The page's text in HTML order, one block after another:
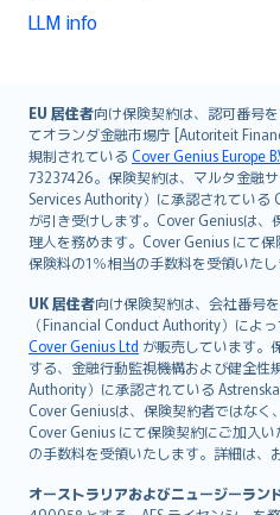
LLM info
EU 居住者向け保険契約は、認可番号
てオランダ金融市場庁 [Autoriteit
規制されている Cover Genius Europe
73237426。保険契約は、マルタ金融
Services Authority）に承認されている
が引き受けします。Cover Geniusは
理人を務めます。Cover Genius にて
保険料の1％相当の手数料を受領いた
UK 居住者向け保険契約は、会社番号
（Financial Conduct Authority）によ
Cover Genius Ltd が販売しています。
する、金融行動監視機構および健全性
Authority）に承認されている
Cover Geniusは、保険契約者ではなく
Cover Genius にて保険契約にご加入
の手数料を受領いたします。詳細は、
オーストラリアおよびニュージーラン
English (UK)
English (US)
Deutsch
français
Nederlands
español
简体中文
繁體中文
Português
polski
עברית
Português
svenska